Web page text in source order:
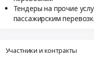
Тендеры на прочие
пассажирским
Участники и контракты